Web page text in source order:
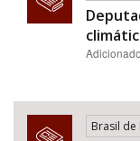
Brasil